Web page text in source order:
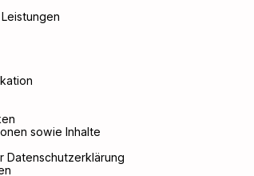
sowie Inhalte
Datenschutzerklärung